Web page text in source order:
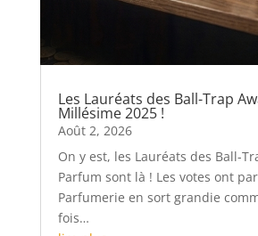
Les Lauréats des Ball-Trap
Millésime 2025 !
Août 2, 2026
On y est, les Lauréats des Ball-
Parfum sont là ! Les votes ont
Parfumerie en sort grandie
fois…